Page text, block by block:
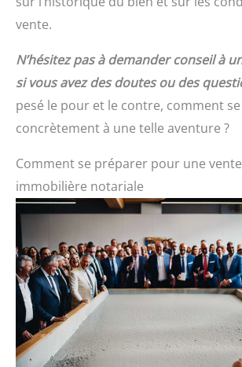
vente.
N’hésitez pas à demander conseil à
si vous avez des doutes ou des
pesé le pour et le contre, comment
concrètement à une telle aventure ?
Comment se préparer pour une
immobilière notariale